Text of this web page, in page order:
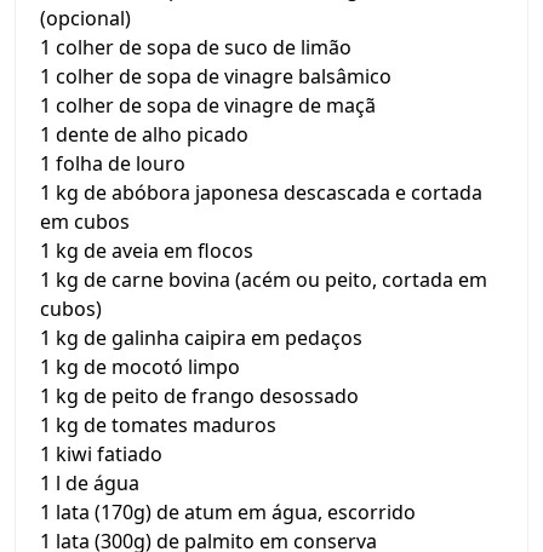
(opcional)
1 colher de sopa de suco de limão
1 colher de sopa de vinagre balsâmico
1 colher de sopa de vinagre de maçã
1 dente de alho picado
1 folha de louro
1 kg de abóbora japonesa descascada e cortada
em cubos
1 kg de aveia em flocos
1 kg de carne bovina (acém ou peito, cortada em
cubos)
1 kg de galinha caipira em pedaços
1 kg de mocotó limpo
1 kg de peito de frango desossado
1 kg de tomates maduros
1 kiwi fatiado
1 l de água
1 lata (170g) de atum em água, escorrido
1 lata (300g) de palmito em conserva